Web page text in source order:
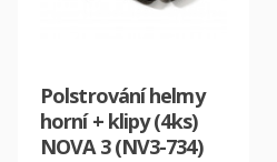
Polstrování helmy
horní + klipy (4ks)
NOVA 3 (NV3-734)